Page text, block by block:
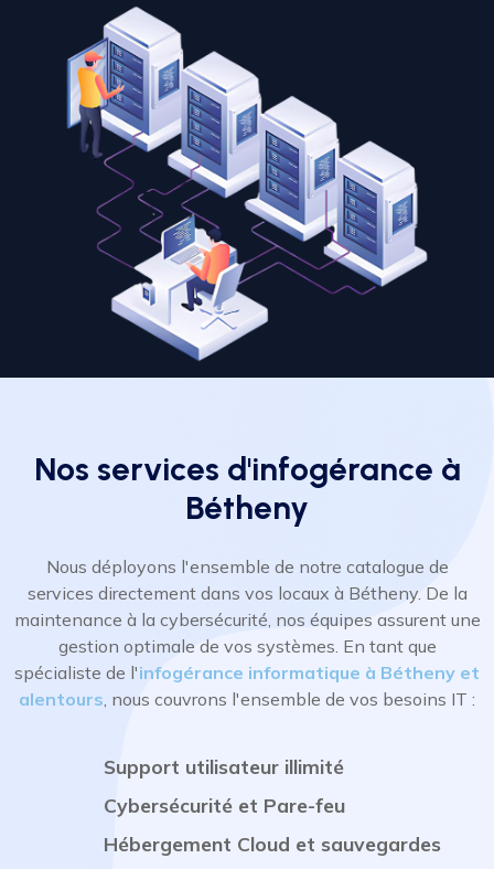
Nos services d'infogérance à
Bétheny
Nous déployons l'ensemble de notre catalogue de
services directement dans vos locaux à Bétheny. De la
maintenance à la cybersécurité, nos équipes assurent une
gestion optimale de vos systèmes. En tant que
spécialiste de l'infogérance informatique à Bétheny et
alentours, nous couvrons l'ensemble de vos besoins IT :
Support utilisateur illimité
Cybersécurité et Pare-feu
Hébergement Cloud et sauvegardes